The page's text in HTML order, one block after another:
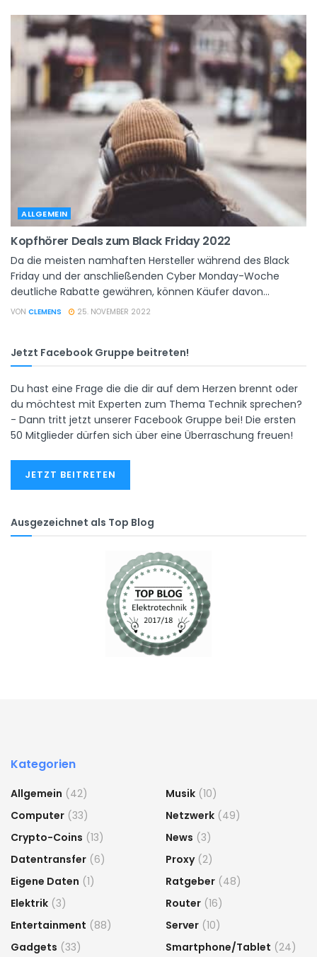
ALLGEMEIN
Kopfhörer Deals zum Black Friday 2022
Da die meisten namhaften Hersteller während des Black
Friday und der anschließenden Cyber ​​Monday-Woche
deutliche Rabatte gewähren, können Käufer davon...
VON CLEMENS 25. NOVEMBER 2022
Jetzt Facebook Gruppe beitreten!
Du hast eine Frage die die dir auf dem Herzen brennt oder
du möchtest mit Experten zum Thema Technik sprechen?
- Dann tritt jetzt unserer Facebook Gruppe bei! Die ersten
50 Mitglieder dürfen sich über eine Überraschung freuen!
JETZT BEITRETEN
Ausgezeichnet als Top Blog
Kategorien
Allgemein (42)
Computer (33)
Crypto-Coins (13)
Datentransfer (6)
Eigene Daten (1)
Elektrik (3)
Entertainment (88)
Gadgets (33)
Musik (10)
Netzwerk (49)
News (3)
Proxy(2)
Ratgeber (48)
Router (16)
Server (10)
Smartphone/Tablet (24)